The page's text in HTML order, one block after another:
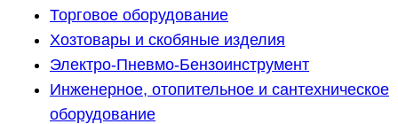
Торговое оборудование
Хозтовары и скобяные изделия
Электро-Пневмо-Бензоинструмент
Инженерное, отопительное и сантехническое
оборудование